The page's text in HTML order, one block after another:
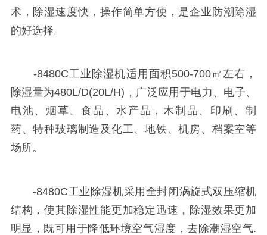
术，除湿速度快，操作简单方便，是企业防潮除湿
的好选择。
-8480C工业除湿机适用面积500-700㎡左右，
除湿量为480L/D(20L/H)，广泛应用于电力、电子、
电池、烟草、食品、水产品，木制品、印刷、制
药、特种玻璃制造及化工、地铁、机房、档案室等
场所。
-8480C工业除湿机采用全封闭涡旋式双压缩机
结构，使其除湿性能更加稳定迅速，除湿效果更加
明显，既可用于降低环境空气湿度，去除潮湿空气.